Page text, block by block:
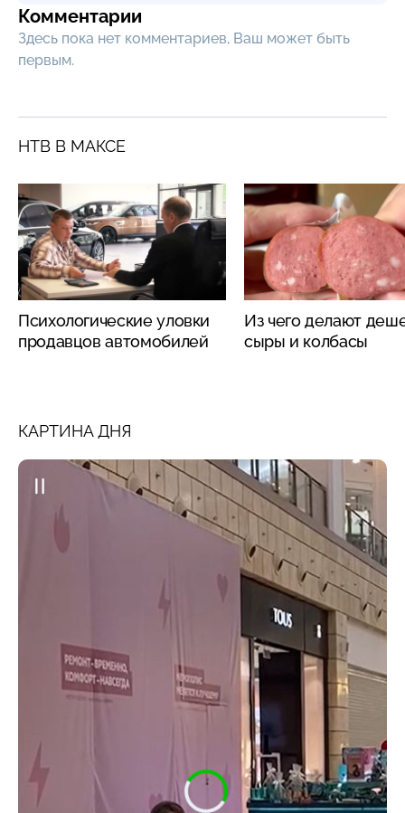
Комментарии
Здесь пока нет комментариев, Ваш может быть
первым.
НТВ В МАКСЕ
Психологические уловки
продавцов автомобилей
Из чего делают
сыры и колбасы
КАРТИНА ДНЯ